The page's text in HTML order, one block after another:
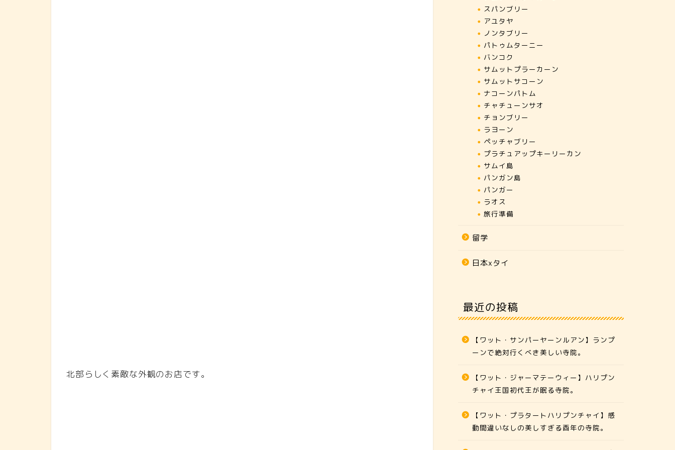
北部らしく素敵な外観のお店です。
スパンブリー
アユタヤ
ノンタブリー
パトゥムターニー
バンコク
サムットプラーカーン
サムットサコーン
ナコーンパトム
チャチューンサオ
チョンブリー
ラヨーン
ペッチャブリー
プラチュアップキーリーカン
サムイ島
パンガン島
パンガー
ラオス
旅行準備
留学
日本xタイ
最近の投稿
【ワット・サンパーヤーンルアン】ランプ
ーンで絶対行くべき美しい寺院。
【ワット・ジャーマテーウィー】ハリプン
チャイ王国初代王が眠る寺院。
【ワット・プラタートハリプンチャイ】感
動間違いなしの美しすぎる酉年の寺院。